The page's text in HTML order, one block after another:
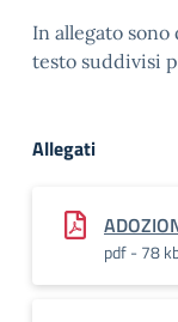
In allegato
testo suddivisi
Allegati
pdf - 78